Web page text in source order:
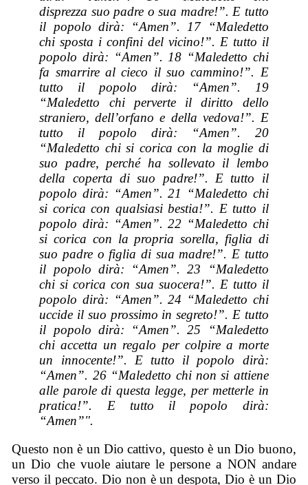
disprezza suo padre o sua madre!”. E tutto
il popolo dirà: “Amen”. 17 “Maledetto
chi sposta i confini del vicino!”. E tutto il
popolo dirà: “Amen”. 18 “Maledetto chi
fa smarrire al cieco il suo cammino!”. E
tutto il popolo dirà: “Amen”. 19
“Maledetto chi perverte il diritto dello
straniero, dell’orfano e della vedova!”. E
tutto il popolo dirà: “Amen”. 20
“Maledetto chi si corica con la moglie di
suo padre, perché ha sollevato il lembo
della coperta di suo padre!”. E tutto il
popolo dirà: “Amen”. 21 “Maledetto chi
si corica con qualsiasi bestia!”. E tutto il
popolo dirà: “Amen”. 22 “Maledetto chi
si corica con la propria sorella, figlia di
suo padre o figlia di sua madre!”. E tutto
il popolo dirà: “Amen”. 23 “Maledetto
chi si corica con sua suocera!”. E tutto il
popolo dirà: “Amen”. 24 “Maledetto chi
uccide il suo prossimo in segreto!”. E tutto
il popolo dirà: “Amen”. 25 “Maledetto
chi accetta un regalo per colpire a morte
un innocente!”. E tutto il popolo dirà:
“Amen”. 26 “Maledetto chi non si attiene
alle parole di questa legge, per metterle in
pratica!”. E tutto il popolo dirà:
“Amen”".
Questo non è un Dio cattivo, questo è un Dio buono,
un Dio che vuole aiutare le persone a NON andare
verso il peccato. Dio non è un despota, Dio è un Dio